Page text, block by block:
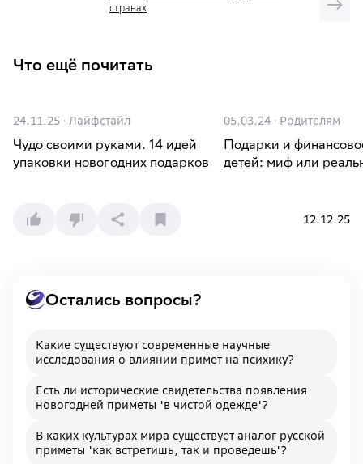
странах
Что ещё почитать
24.11.25 · Лайфстайл
Чудо своими руками. 14 идей
упаковки новогодних подарков
05.03.24 · Родителям
Подарки и
детей: миф или
12.12.25
Остались вопросы?
Какие существуют современные научные
исследования о влиянии примет на психику?
Есть ли исторические свидетельства появления
новогодней приметы 'в чистой одежде'?
В каких культурах мира существует аналог русской
приметы 'как встретишь, так и проведешь'?